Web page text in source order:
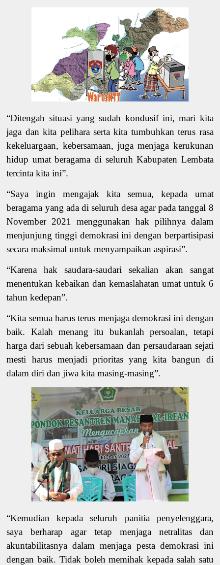
“Ditengah situasi yang sudah kondusif ini, mari kita
jaga dan kita pelihara serta kita tumbuhkan terus rasa
kekeluargaan, kebersamaan, juga menjaga kerukunan
hidup umat beragama di seluruh Kabupaten Lembata
tercinta kita ini”.
“Saya ingin mengajak kita semua, kepada umat
beragama yang ada di seluruh desa agar pada tanggal 8
November 2021 menggunakan hak pilihnya dalam
menjunjung tinggi demokrasi ini dengan berpartisipasi
secara maksimal untuk menyampaikan aspirasi”.
“Karena hak saudara-saudari sekalian akan sangat
menentukan kebaikan dan kemaslahatan umat untuk 6
tahun kedepan”.
“Kita semua harus terus menjaga demokrasi ini dengan
baik. Kalah menang itu bukanlah persoalan, tetapi
harga dari sebuah kebersamaan dan persaudaraan sejati
mesti harus menjadi prioritas yang kita bangun di
dalam diri dan jiwa kita masing-masing”.
“Kemudian kepada seluruh panitia penyelenggara,
saya berharap agar tetap menjaga netralitas dan
akuntabilitasnya dalam menjaga pesta demokrasi ini
dengan baik. Tidak boleh memihak kepada salah satu